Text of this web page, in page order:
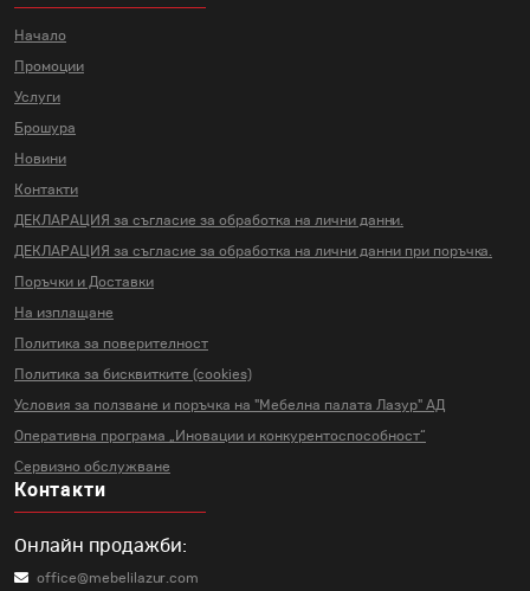
Начало
Промоции
Услуги
Брошура
Новини
Контакти
ДЕКЛАРАЦИЯ за съгласие за обработка на лични данни.
ДЕКЛАРАЦИЯ за съгласие за обработка на лични данни при поръчка.
Поръчки и Доставки
На изплащане
Политика за поверителност
Политика за бисквитките (cookies)
Условия за ползване и поръчка на "Мебелна палата Лазур" АД
Оперативна програма „Иновации и конкурентоспособност“
Сервизно обслужване
Контакти
Онлайн продажби:
office@mebelilazur.com